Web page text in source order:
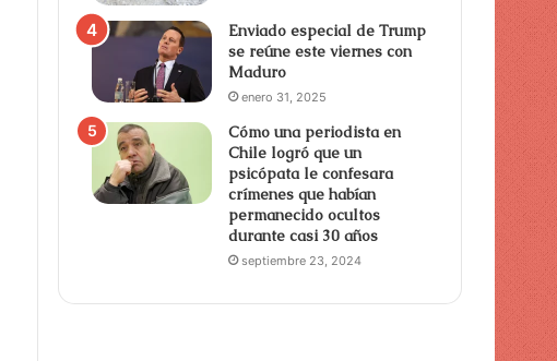
Enviado especial de Trump
se reúne este viernes con
Maduro
enero 31, 2025
Cómo una periodista en
Chile logró que un
psicópata le confesara
crímenes que habían
permanecido ocultos
durante casi 30 años
septiembre 23, 2024